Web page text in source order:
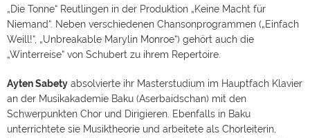
„Die Tonne“ Reutlingen in der Produktion „Keine Macht für
Niemand“. Neben verschiedenen Chansonprogrammen („Einfach
Weill!“, „Unbreakable Marylin Monroe“) gehört auch die
„Winterreise“ von Schubert zu ihrem Repertoire.
Ayten Sabety absolvierte ihr Masterstudium im Hauptfach Klavier
an der Musikakademie Baku (Aserbaidschan) mit den
Schwerpunkten Chor und Dirigieren. Ebenfalls in Baku
unterrichtete sie Musiktheorie und arbeitete als Chorleiterin,